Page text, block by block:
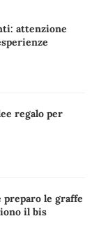
attenzione
regalo per
preparo le graffe
il bis